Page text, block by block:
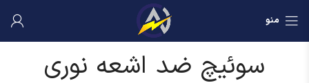
منو
سوئیچ ضد اشعه نوری